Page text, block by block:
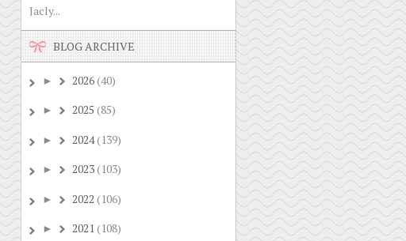
Jacly...
BLOG ARCHIVE
► 2026(40)
► 2025 (85)
► 2024(139)
► 2023(103)
► 2022 (106)
► 2021(108)